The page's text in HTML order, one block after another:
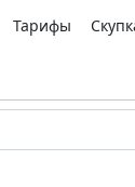
Тарифы